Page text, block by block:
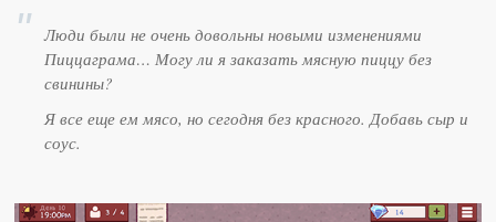
Люди были не очень довольны новыми изменениями
Пиццаграма… Могу ли я заказать мясную пиццу без
свинины?
Я все еще ем мясо, но сегодня без красного. Добавь сыр и
соус.